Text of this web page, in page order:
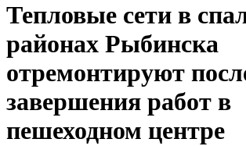
Тепловые сети в
районах Рыбинска
отремонтируют
завершения работ в
пешеходном центре